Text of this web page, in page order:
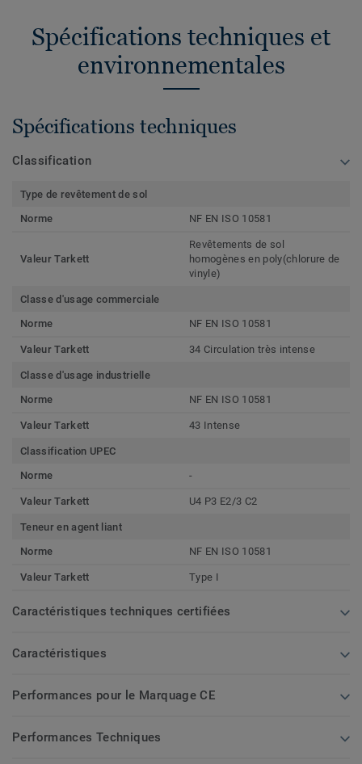
Spécifications techniques et
environnementales
Spécifications techniques
Classification
Type de revêtement de sol
Norme
NF EN ISO 10581
Valeur Tarkett
Revêtements de sol
homogènes en poly(chlorure de
vinyle)
Classe d'usage commerciale
Norme
NF EN ISO 10581
Valeur Tarkett 34 Circulation très intense
Classe d'usage industrielle
Norme
NF EN ISO 10581
Valeur Tarkett 43 Intense
Classification UPEC
Norme
-
Valeur Tarkett U4 P3 E2/3 C2
Teneur en agent liant
Norme
NF EN ISO 10581
Valeur Tarkett Type I
Caractéristiques techniques certifiées
Caractéristiques
Performances pour le Marquage CE
Performances Techniques